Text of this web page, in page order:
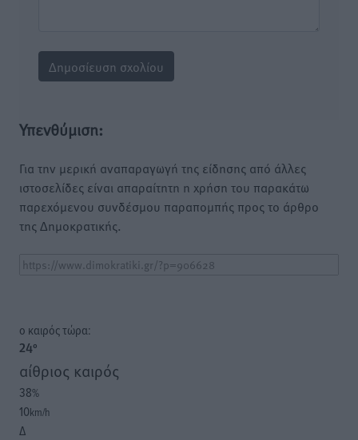
Υπενθύμιση:
Για την μερική αναπαραγωγή της είδησης από άλλες
ιστοσελίδες είναι απαραίτητη η χρήση του παρακάτω
παρεχόμενου συνδέσμου παραπομπής προς το άρθρο
της Δημοκρατικής.
o καιρός τώρα:
24°
αίθριος καιρός
38%
10km/h
Δ